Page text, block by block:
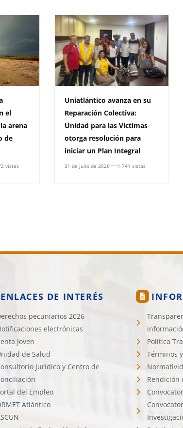
el
arena
de
vistas
Uniatlántico avanza en su
Reparación Colectiva:
Unidad para las Víctimas
otorga resolución para
iniciar un Plan Integral
31 de julio de 2026 1.741 vistas
ENLACES DE INTERÉS
pecuniarios 2026
electrónicas
Joven
de Salud
Jurídico y Centro de
del Empleo
Atlántico
Política
Términos
Rendición